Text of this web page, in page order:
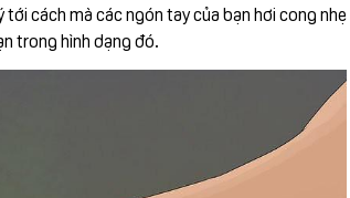
cách mà các ngón tay của bạn hơi cong nhẹ
trong hình dạng đó.